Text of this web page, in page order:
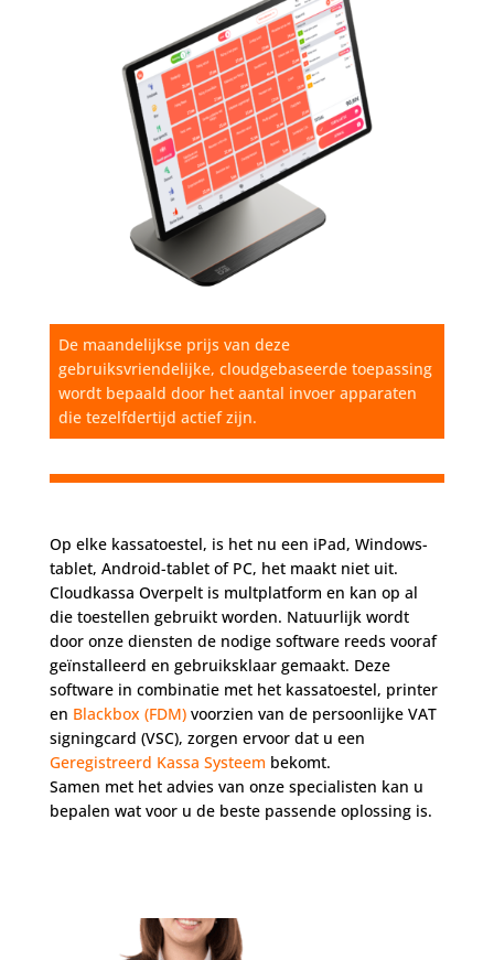
De maandelijkse prijs van deze
gebruiksvriendelijke, cloudgebaseerde toepassing
wordt bepaald door het aantal invoer apparaten
die tezelfdertijd actief zijn.
Op elke kassatoestel, is het nu een iPad, Windows-
tablet, Android-tablet of PC, het maakt niet uit.
Cloudkassa Overpelt is multplatform en kan op al
die toestellen gebruikt worden. Natuurlijk wordt
door onze diensten de nodige software reeds vooraf
geïnstalleerd en gebruiksklaar gemaakt. Deze
software in combinatie met het kassatoestel, printer
en Blackbox (FDM)voorzien van de persoonlijke VAT
signingcard (VSC), zorgen ervoor dat u een
Geregistreerd Kassa Systeem bekomt.
Samen met het advies van onze specialisten kan u
bepalen wat voor u de beste passende oplossing is.